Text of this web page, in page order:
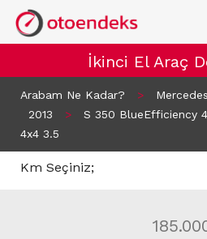
İkinci El Araç
Arabam Ne Kadar? >
2013
>
S 350 BlueEfficiency
4x4 3.5
Km Seçiniz;